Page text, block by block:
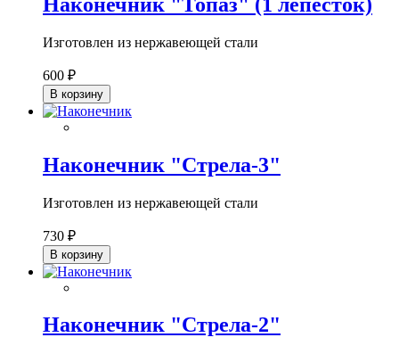
Изготовлен из нержавеющей стали
600 ₽
В корзину
Наконечник "Стрела-3"
Изготовлен из нержавеющей стали
730 ₽
В корзину
Наконечник "Стрела-2"